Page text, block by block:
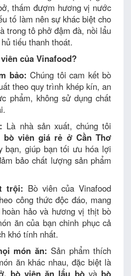
thấm đượm hương vị nước
tố làm nên sự khác biệt cho
trong tô phở đậm đà, nồi lẩu
tiếu thanh thoát.
của Vinafood?
bảo: Chúng tôi cam kết bò
theo quy trình khép kín, an
phẩm, không sử dụng chất
Là nhà sản xuất, chúng tôi
bò viên giá rẻ ở Cần Thơ
bạn, giúp bạn tối ưu hóa lợi
bảo chất lượng sản phẩm
trội: Bò viên của Vinafood
công thức độc đáo, mang
hảo và hương vị thịt bò
ăn của bạn chinh phục cả
khó tính nhất.
món ăn: Sản phẩm thích
ăn khác nhau, đặc biệt là
bò viên ăn lẩu bòvà bò